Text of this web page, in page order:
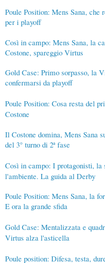
Poule Position: Mens Sana, che
per i playoff
Così in campo: Mens Sana, la
Costone, spareggio Virtus
Gold Case: Primo sorpasso, la
confermarsi da playoff
Poule Position: Cosa resta del
Costone
Il Costone domina, Mens Sana
del 3° turno di 2ª fase
Così in campo: I protagonisti,
l'ambiente. La guida al Derby
Poule Position: Mens Sana, la
E ora la grande sfida
Gold Case: Mentalizzata e
Virtus alza l'asticella
Poule position: Difesa, testa,